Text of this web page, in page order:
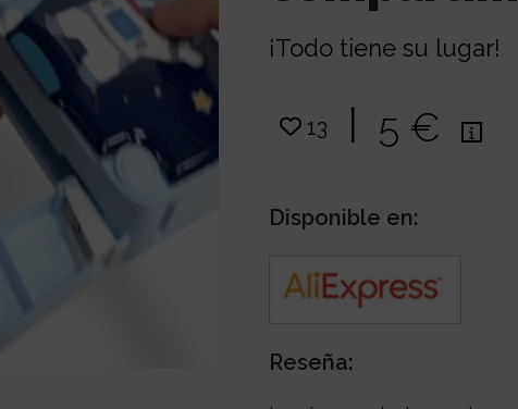
¡Todo tiene su lugar!
13 | 5 €
Disponible en:
Reseña: